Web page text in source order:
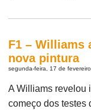
F1 – Williams
nova pintura
segunda-feira, 17 de
A Williams revelou
começo dos testes